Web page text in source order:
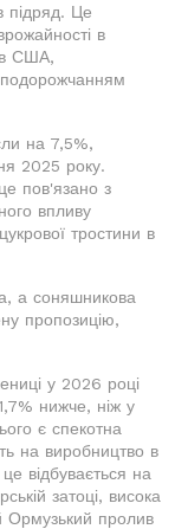
підряд. Це
в
в США,
на 7,5%,
2025 року.
пов'язано з
впливу
тростини в
а соняшникова
пропозицію,
у 2026 році
нижче, ніж у
є спекотна
на виробництво в
відбувається на
затоці, висока
Ормузький пролив